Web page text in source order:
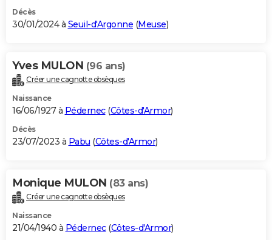
Décès
30/01/2024 à Seuil-d'Argonne (Meuse)
Yves MULON (96 ans)
Créer une cagnotte obsèques
Naissance
16/06/1927 à Pédernec(Côtes-d'Armor)
Décès
23/07/2023 à Pabu (Côtes-d'Armor)
Monique MULON (83 ans)
Créer une cagnotte obsèques
Naissance
21/04/1940 à Pédernec(Côtes-d'Armor)